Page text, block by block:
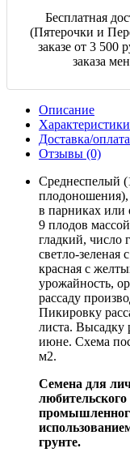
Бесплатная
(Пятерочки и
заказе от 3 500
заказа
Описание
Характеристики
Доставка/оплата
Отзывы (0)
Среднеспелый
в парниках или
9 плодов
гладкий, число
светло-зеленая
красная с
урожайность,
рассаду
Пикировку
листа. Высадку
июне. Схема
м2.
Семена для
грунте.